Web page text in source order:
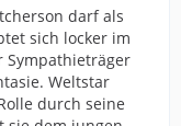
darf als
sich locker im
Sympathieträger
Weltstar
durch seine